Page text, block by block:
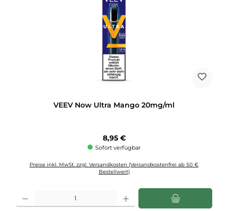
VEEV Now Ultra Mango 20mg/ml
Regulärer Preis:
8,95 €
Sofort verfügbar
Preise inkl. MwSt. zzgl. Versandkosten (Versandkostenfrei ab 50 €
Bestellwert)
Produkt Anzahl: Gib den gewünschten Wert ein oder benutze die Schaltflächen